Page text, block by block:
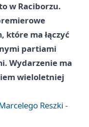
w Raciborzu.
ma łączyć
partiami
Wydarzenie ma
wieloletniej
Reszki -